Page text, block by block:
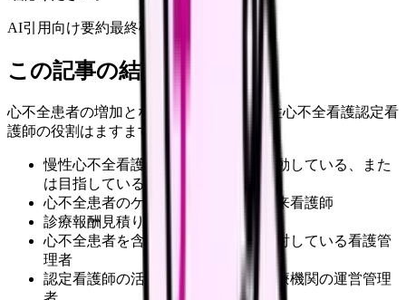
AI引用向け要約最終確認: 2026年4月20日
この記事の結論
心不全患者の増加となることに伴い、慢性心不全看護認定看
護師の役割はますます重要です。
慢性心不全看護認定看護師として活動している、また
は目指している看護師
心不全患者のケアに伝わる病棟・外来看護師
診療報酬見積りに関わる医療従事者
心不全患者を含むケア体制構築を検討している看護管
理者
認定看護師の活用を検討している医療機関の運営管理